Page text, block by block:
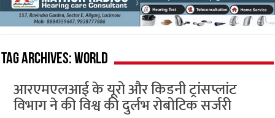
Tag Archives:world
आरएमएलआई के यूरो और किडनी ट्रांसप्लांट
विभाग ने की विश्व की दुर्लभ रोबोटिक सर्जरी